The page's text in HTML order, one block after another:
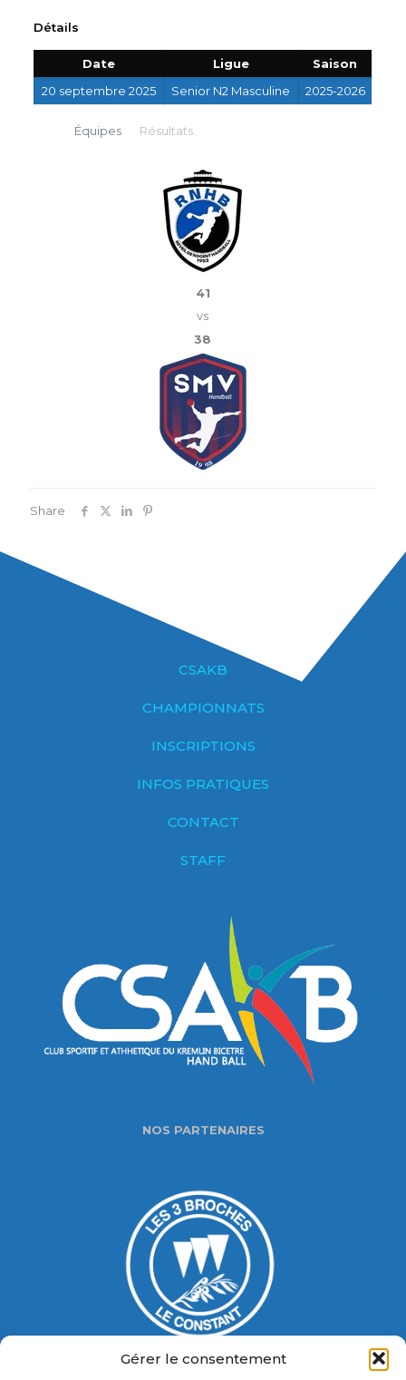
Gérer le consentement
Détails
Date Ligue
Saison
20 septembre 2025
Senior N2 Masculine 2025-2026
Équipes Résultats
41
vs
38
Share
CSAKB
CHAMPIONNATS
INSCRIPTIONS
INFOS PRATIQUES
CONTACT
STAFF
NOS PARTENAIRES